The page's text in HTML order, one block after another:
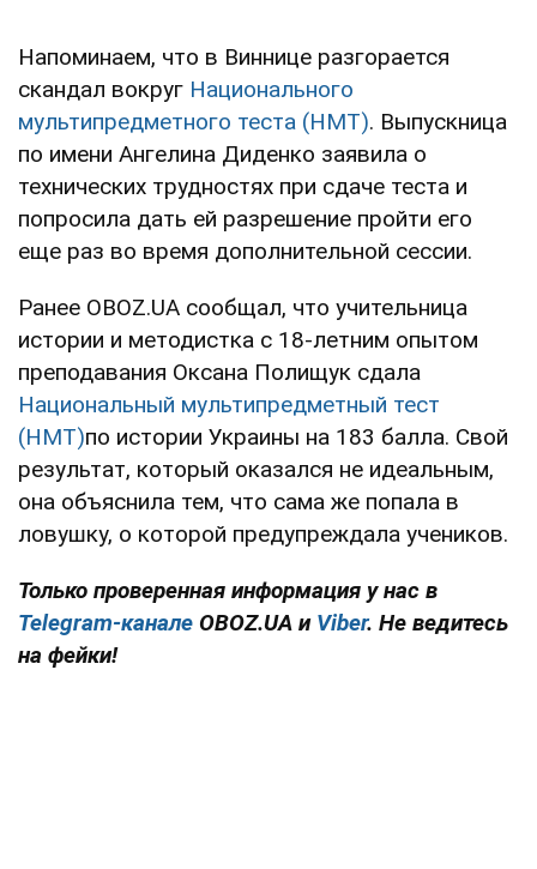
Напоминаем, что в Виннице разгорается
скандал вокруг Национального
мультипредметного теста (НМТ). Выпускница
по имени Ангелина Диденко заявила о
технических трудностях при сдаче теста и
попросила дать ей разрешение пройти его
еще раз во время дополнительной сессии.
Ранее OBOZ.UA сообщал, что учительница
истории и методистка с 18-летним опытом
преподавания Оксана Полищук сдала
Национальный мультипредметный тест
(НМТ)по истории Украины на 183 балла. Свой
результат, который оказался не идеальным,
она объяснила тем, что сама же попала в
ловушку, о которой предупреждала учеников.
Только проверенная информация у нас в
Telegram-канале OBOZ.UA и Viber. Не ведитесь
на фейки!